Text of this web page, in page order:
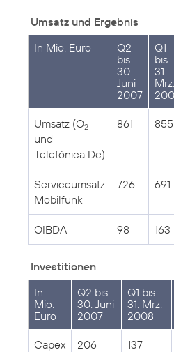
Umsatz und Ergebnis
In Mio. Euro
Q2
bis
30.
Juni
2007
Q1
bis
31.
Mrz.
Umsatz (O2
und
Telefónica De)
861 855
Serviceumsatz
Mobilfunk
726 691
OIBDA 98 163
Investitionen
In
Mio.
Euro
Q2 bis
30. Juni
2007
Q1 bis
31. Mrz.
2008
Capex 206 137